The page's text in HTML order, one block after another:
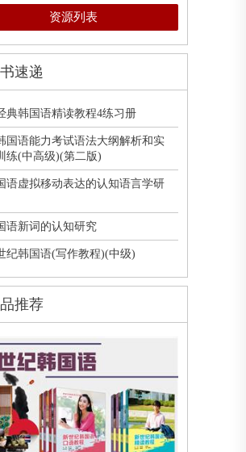
资源列表
速递
典韩国语精读教程4练习册
国语能力考试语法大纲解析和实
练(中高级)(第二版)
语虚拟移动表达的认知语言学研
语新词的认知研究
纪韩国语(写作教程)(中级)
推荐